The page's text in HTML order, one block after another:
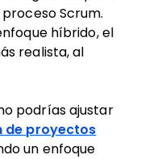
proceso Scrum.
híbrido, el
realista, al
podrías ajustar
de proyectos
un enfoque